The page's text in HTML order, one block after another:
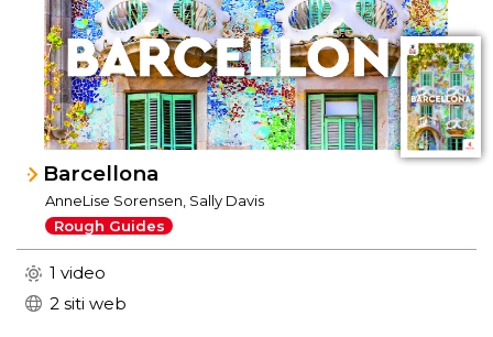
Barcellona
AnneLise Sorensen, Sally Davis
Rough Guides
1 video
2 siti web